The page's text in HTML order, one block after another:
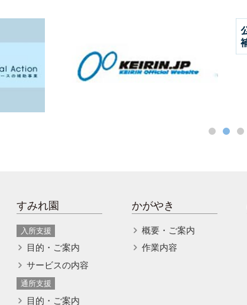
すみれ園
入所支援
目的・ご案内
サービスの内容
通所支援
目的・ご案内
かがやき
概要・ご案内
作業内容